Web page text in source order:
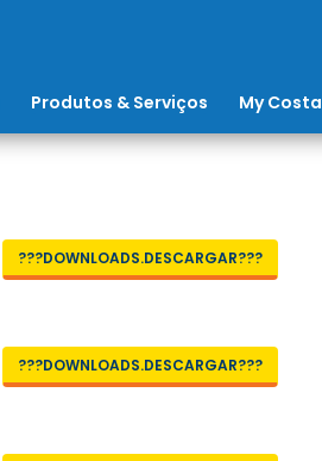
Produtos & Serviços My Costa
???DOWNLOADS.DESCARGAR???
???DOWNLOADS.DESCARGAR???